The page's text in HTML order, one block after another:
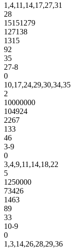
1,4,11,14,17,27,31
28
15151279
127138
1315
92
35
27-8
0
10,17,24,29,30,34,35
2
10000000
104924
2267
133
46
3-9
0
3,4,9,11,14,18,22
5
1250000
73426
1463
89
33
10-9
0
1,3,14,26,28,29,36